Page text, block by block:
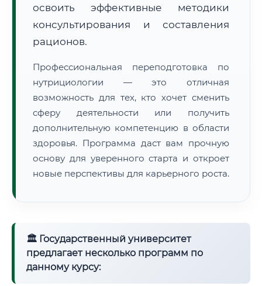
• Маршрут транзита:
~884 км
• Экспресс-доставка СДЭК / Почтой:1–2 рабочих дня
📜 Документы и аккредитация
🔍Нажмите на документ для увеличения и просмотра
освоить эффективные методики
консультирования и составления
рационов.
Профессиональная переподготовка по
нутрициологии — это отличная
возможность для тех, кто хочет сменить
сферу деятельности или получить
дополнительную компетенцию в области
здоровья. Программа даст вам прочную
основу для уверенного старта и откроет
новые перспективы для карьерного роста.
🏛 Государственный университет
предлагает несколько программ по
данному курсу: